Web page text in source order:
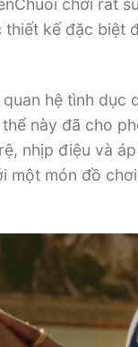
kế đặc biệt
hệ tình
này đã cho
nhịp điệu và
một món đồ